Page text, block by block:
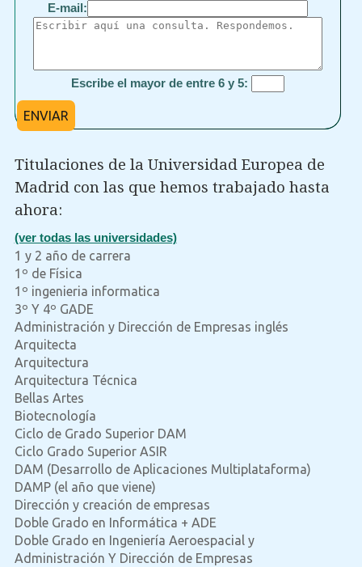
E-mail:
Escribe el mayor de entre 6 y 5:
ENVIAR
Titulaciones de la Universidad Europea de
Madrid con las que hemos trabajado hasta
ahora:
(ver todas las universidades)
1 y 2 año de carrera
1º de Física
1º ingenieria informatica
3º Y 4º GADE
Administración y Dirección de Empresas inglés
Arquitecta
Arquitectura
Arquitectura Técnica
Bellas Artes
Biotecnología
Ciclo de Grado Superior DAM
Ciclo Grado Superior ASIR
DAM (Desarrollo de Aplicaciones Multiplataforma)
DAMP (el año que viene)
Dirección y creación de empresas
Doble Grado en Informática + ADE
Doble Grado en Ingeniería Aeroespacial y
Administración Y Dirección de Empresas